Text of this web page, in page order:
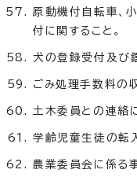
原動機付自転車、
付に関すること。
犬の登録受付及び
ごみ処理手数料の
土木委員との連絡
学齢児童生徒の転
農業委員会に係る